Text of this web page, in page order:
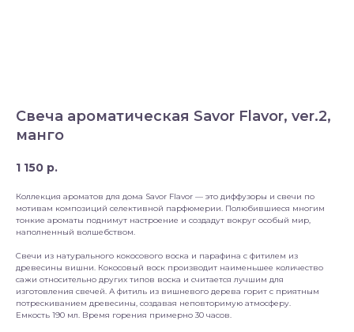
Свеча ароматическая Savor Flavor, ver.2,
манго
1 150 р.
Коллекция ароматов для дома Savor Flavor — это диффузоры и свечи по
мотивам композиций селективной парфюмерии. Полюбившиеся многим
тонкие ароматы поднимут настроение и создадут вокруг особый мир,
наполненный волшебством.
Свечи из натурального кокосового воска и парафина с фитилем из
древесины вишни. Кокосовый воск производит наименьшее количество
сажи относительно других типов воска и считается лучшим для
изготовления свечей. А фитиль из вишневого дерева горит с приятным
потрескиванием древесины, создавая неповторимую атмосферу.
Емкость 190 мл. Время горения примерно 30 часов.